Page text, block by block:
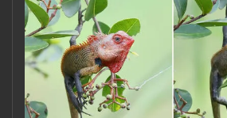
OBITUARY
NEWS 360